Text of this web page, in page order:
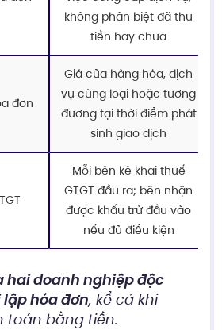
không phân biệt đã thu
tiền hay chưa
đơn
Giá của hàng hóa, dịch
vụ cùng loại hoặc tương
đương tại thời điểm phát
sinh giao dịch
Mỗi bên kê khai thuế
GTGT đầu ra; bên nhận
được khấu trừ đầu vào
nếu đủ điều kiện
hai doanh nghiệp độc
hóa đơn, kể cả khi
toán bằng tiền.